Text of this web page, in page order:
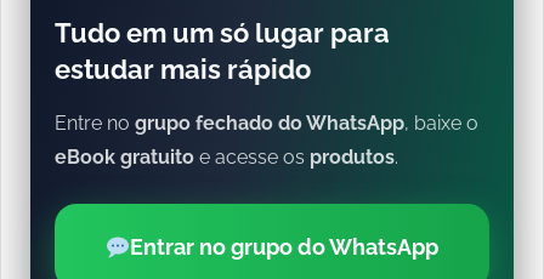
Tudo em um só lugar para
estudar mais rápido
Entre no grupo fechado do WhatsApp, baixe o
eBook gratuito e acesse os produtos.
Entrar no grupo do WhatsApp